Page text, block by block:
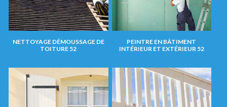
NETTOYAGE DÉMOUSSAGE DE
TOITURE 52
PEINTRE EN BÂTIMENT
INTÉRIEUR ET EXTÉRIEUR 52